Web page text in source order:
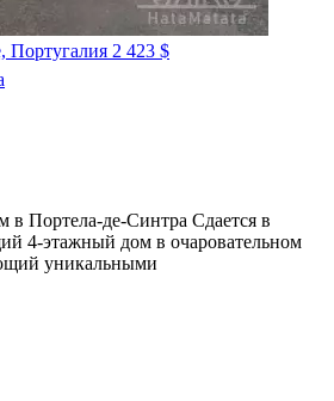
Португалия 2 423 $
Портела-де-Синтра Сдается в
4-этажный дом в очаровательном
уникальными